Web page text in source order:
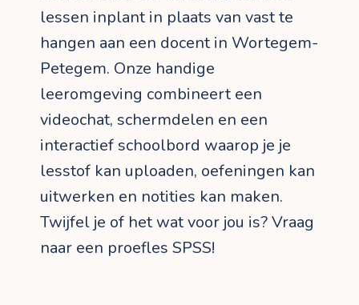
lessen inplant in plaats van vast te
hangen aan een docent in Wortegem-
Petegem. Onze handige
leeromgeving combineert een
videochat, schermdelen en een
interactief schoolbord waarop je je
lesstof kan uploaden, oefeningen kan
uitwerken en notities kan maken.
Twijfel je of het wat voor jou is? Vraag
naar een proefles SPSS!